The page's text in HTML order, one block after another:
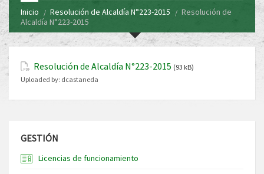
Inicio Resolución de Alcaldía N°223-2015
Resolución de
Alcaldía N°223-2015
Resolución de Alcaldía N°223-2015 (93 kB)
Uploaded by: dcastaneda
GESTIÓN
Licencias de funcionamiento